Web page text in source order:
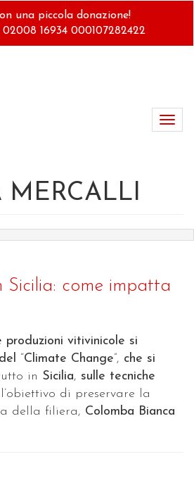
una piccola donazione!
16934 000107282422
MERCALLI
Sicilia: come impatta
vitivinicole si
“Climate Change”, che si
in Sicilia, sulle tecniche
di preservare la
della filiera, Colomba Bianca